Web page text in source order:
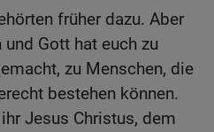
früher dazu. Aber
Gott hat euch zu
zu Menschen, die
bestehen können.
Jesus Christus, dem